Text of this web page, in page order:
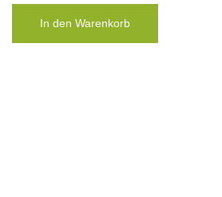
In den Warenkorb